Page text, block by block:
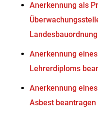
Anerkennung als
Landesbauordnung
Anerkennung
Lehrerdiploms
Anerkennung
Asbest beantragen